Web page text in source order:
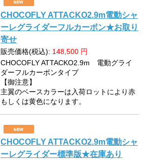
CHOCOFLY ATTACKO2.9m電動シャ
ーレグライダーフルカーボン★お取り
寄せ
販売価格(税込): 148,500 円
CHOCOFLY ATTACKO2.9m 電動グライ
ダーフルカーボンタイプ
【御注意】
主翼のベースカラーは入荷ロットにより赤
もしくは黄色になります。
CHOCOFLY ATTACKO2.9m電動シャ
ーレグライダー標準版★在庫あり